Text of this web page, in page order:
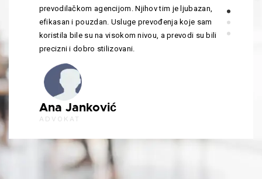
prevodilačkom agencijom. Njihov tim je ljubazan,
efikasan i pouzdan. Usluge prevođenja koje sam
koristila bile su na visokom nivou, a prevodi su bili
precizni i dobro stilizovani.
Ana Janković
ADVOKAT